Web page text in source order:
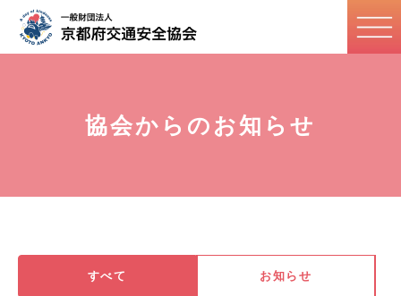
協会からのお知らせ
すべて お知らせ